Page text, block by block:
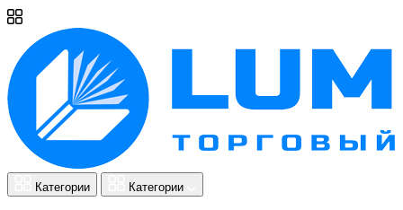
Категории Категории